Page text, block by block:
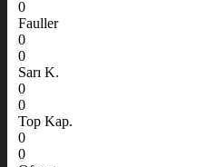
0
Fauller
0
0
Sarı K.
0
0
Top Kap.
0
0